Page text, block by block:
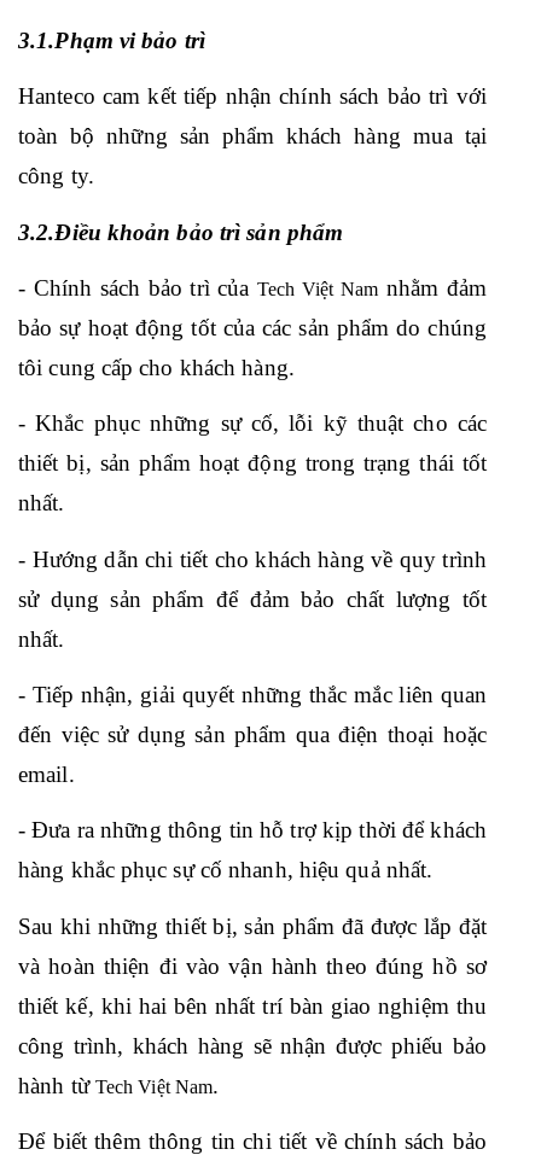
3.1.Phạm vi bảo trì
Hanteco cam kết tiếp nhận chính sách bảo trì với
toàn bộ những sản phẩm khách hàng mua tại
công ty.
3.2.Điều khoản bảo trì sản phẩm
- Chính sách bảo trì của Tech Việt Nam nhằm đảm
bảo sự hoạt động tốt của các sản phẩm do chúng
tôi cung cấp cho khách hàng.
- Khắc phục những sự cố, lỗi kỹ thuật cho các
thiết bị, sản phẩm hoạt động trong trạng thái tốt
nhất.
- Hướng dẫn chi tiết cho khách hàng về quy trình
sử dụng sản phẩm để đảm bảo chất lượng tốt
nhất.
- Tiếp nhận, giải quyết những thắc mắc liên quan
đến việc sử dụng sản phẩm qua điện thoại hoặc
email.
- Đưa ra những thông tin hỗ trợ kịp thời để khách
hàng khắc phục sự cố nhanh, hiệu quả nhất.
Sau khi những thiết bị, sản phẩm đã được lắp đặt
và hoàn thiện đi vào vận hành theo đúng hồ sơ
thiết kế, khi hai bên nhất trí bàn giao nghiệm thu
công trình, khách hàng sẽ nhận được phiếu bảo
hành từ Tech Việt Nam.
Để biết thêm thông tin chi tiết về chính sách bảo